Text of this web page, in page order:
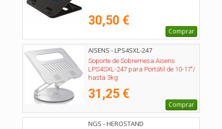
30,50 €
Comprar
AISENS - LPS4SXL-247
Soporte de Sobremesa Aisens
LPS4SXL-247 para Portátil de 10-17"/
hasta 3kg
31,25 €
Comprar
NGS - HEROSTAND